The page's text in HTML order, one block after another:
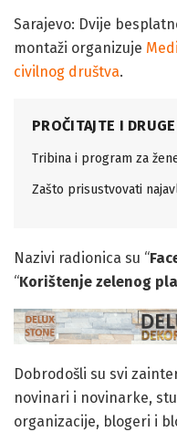
Sarajevo: Dvije
montaži organizuje
civilnog društva.
PROČITAJTE I
Tribina i program za
Zašto prisustvovati
Nazivi radionica su “
“Korištenje zelenog
Dobrodošli su svi
novinari i novinarke,
organizacije, blogeri i